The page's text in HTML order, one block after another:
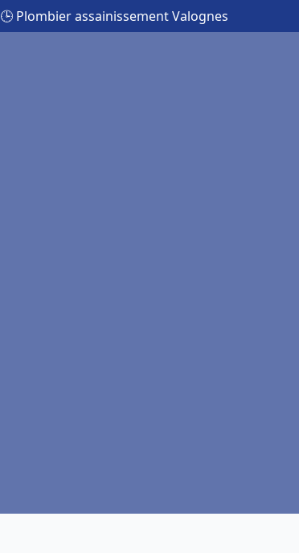
🕒 Plombier assainissement Valognes